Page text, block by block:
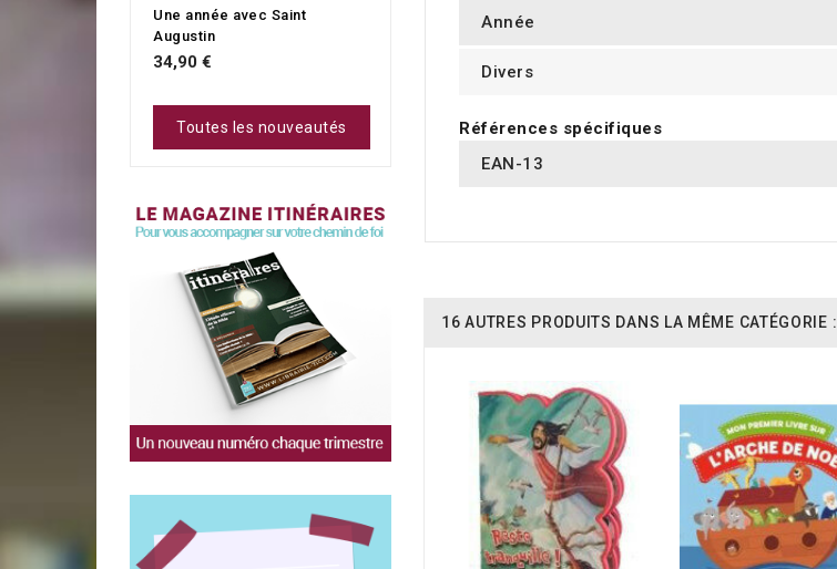
Année
Divers
Références spécifiques
EAN-13
16 AUTRES PRODUITS DANS LA MÊME CATÉGORIE :
Une année avec Saint
Augustin
34,90 €
Toutes les nouveautés